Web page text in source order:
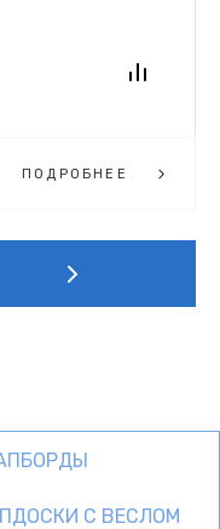
ПОДРОБНЕЕ
С ВЕСЛОМ